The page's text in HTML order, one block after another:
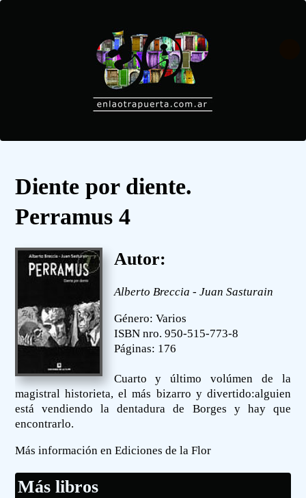
Diente por diente.
Perramus 4
Autor:
Alberto Breccia - Juan Sasturain
Género: Varios
ISBN nro. 950-515-773-8
Páginas: 176
Cuarto y último volúmen de la
magistral historieta, el más bizarro y divertido:alguien
está vendiendo la dentadura de Borges y hay que
encontrarlo.
Más información en Ediciones de la Flor
Más libros